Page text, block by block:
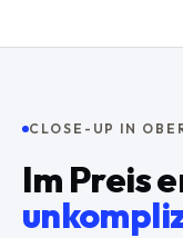
CLOSE-UP IN
Im Preis